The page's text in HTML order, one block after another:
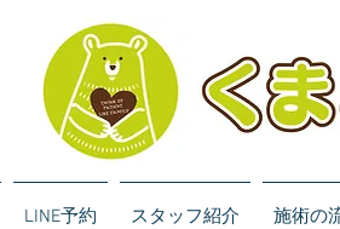
LINE予約 スタッフ紹介 施術の